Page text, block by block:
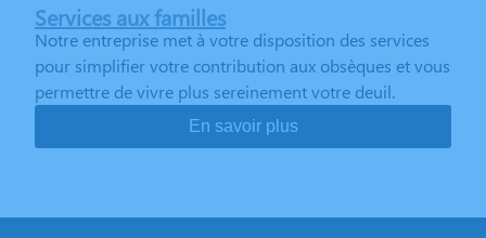
Services aux familles
Notre entreprise met à votre disposition des services
pour simplifier votre contribution aux obsèques et vous
permettre de vivre plus sereinement votre deuil.
En savoir plus